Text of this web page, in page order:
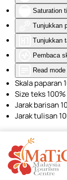
Saturation
Tunjukkan
Tunjukkan
Pembaca
Read mode
Skala paparan
Size teks100%
Jarak barisan
Jarak tulisan